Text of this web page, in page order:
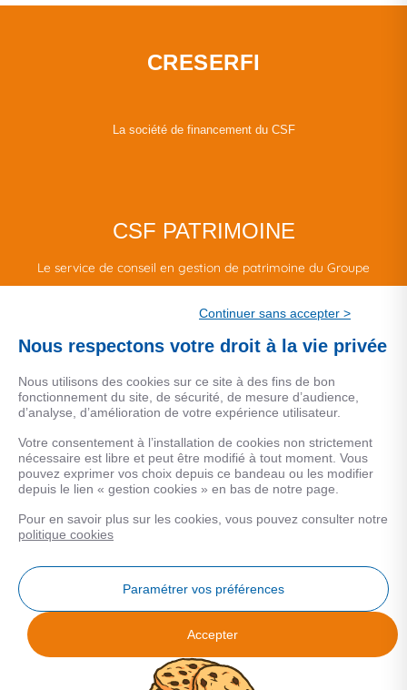
CRESERFI
La société de financement du CSF
CSF PATRIMOINE
Le service de conseil en gestion de patrimoine du Groupe
MENTIONS LEGALES
Données personnelles
COOKIES
Analyse des performances
© 2026 Facilogi - Solutions en stratégie et intelligence immobilière
Continuer sans accepter >
Nous respectons votre droit à la vie privée
Nous utilisons des cookies sur ce site à des fins de bon
fonctionnement du site, de sécurité, de mesure d’audience,
d’analyse, d’amélioration de votre expérience utilisateur.
Votre consentement à l’installation de cookies non strictement
nécessaire est libre et peut être modifié à tout moment. Vous
pouvez exprimer vos choix depuis ce bandeau ou les modifier
depuis le lien « gestion cookies » en bas de notre page.
Pour en savoir plus sur les cookies, vous pouvez consulter notre
politique cookies
Paramétrer vos préférences
Accepter